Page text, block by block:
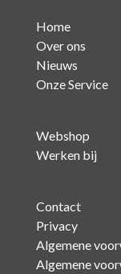
Home
Over ons
Nieuws
Onze Service
Webshop
Werken bij
Contact
Privacy
Algemene
Algemene